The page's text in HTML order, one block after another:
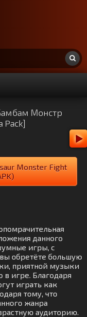
Монстр
Pack]
Monster Fight
данного
игры, с
обретёте большую
приятной музыки
в игре. Благодаря
играть как
тому, что
жанра
аудиторию.